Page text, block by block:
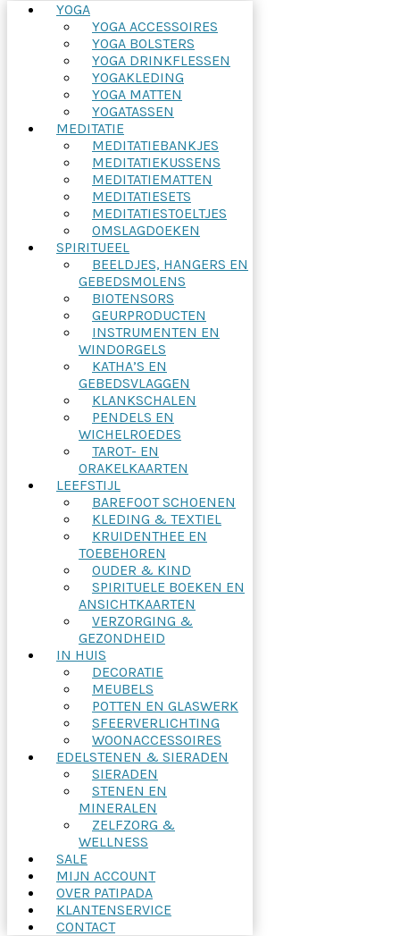
YOGA
YOGA ACCESSOIRES
YOGA BOLSTERS
YOGA DRINKFLESSEN
YOGAKLEDING
YOGA MATTEN
YOGATASSEN
MEDITATIE
MEDITATIEBANKJES
MEDITATIEKUSSENS
MEDITATIEMATTEN
MEDITATIESETS
MEDITATIESTOELTJES
OMSLAGDOEKEN
SPIRITUEEL
BEELDJES, HANGERS EN
GEBEDSMOLENS
BIOTENSORS
GEURPRODUCTEN
INSTRUMENTEN EN
WINDORGELS
KATHA’S EN
GEBEDSVLAGGEN
KLANKSCHALEN
PENDELS EN
WICHELROEDES
TAROT- EN
ORAKELKAARTEN
LEEFSTIJL
BAREFOOT SCHOENEN
KLEDING & TEXTIEL
KRUIDENTHEE EN
TOEBEHOREN
OUDER & KIND
SPIRITUELE BOEKEN EN
ANSICHTKAARTEN
VERZORGING &
GEZONDHEID
IN HUIS
DECORATIE
MEUBELS
POTTEN EN GLASWERK
SFEERVERLICHTING
WOONACCESSOIRES
EDELSTENEN & SIERADEN
SIERADEN
STENEN EN
MINERALEN
ZELFZORG &
WELLNESS
SALE
MIJN ACCOUNT
OVER PATIPADA
KLANTENSERVICE
CONTACT